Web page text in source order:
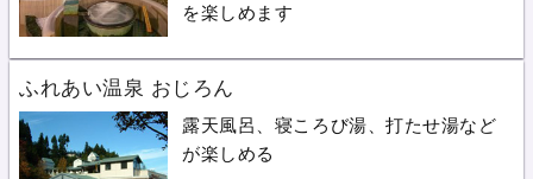
を楽しめます
ふれあい温泉 おじろん
露天風呂、寝ころび湯、打たせ湯など
が楽しめる